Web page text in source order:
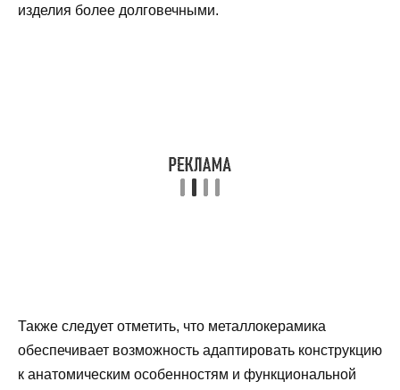
изделия более долговечными.
Также следует отметить, что металлокерамика
обеспечивает возможность адаптировать конструкцию
к анатомическим особенностям и функциональной